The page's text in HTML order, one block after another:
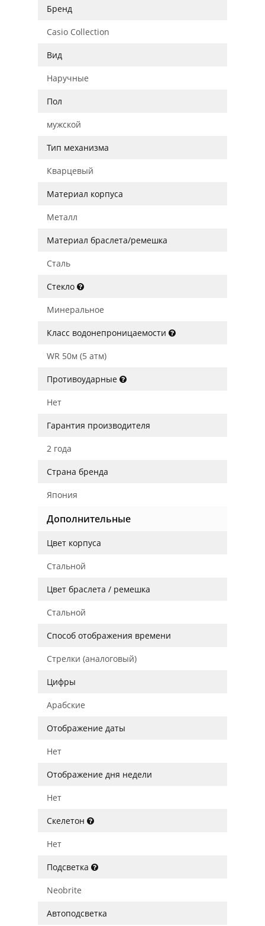
Бренд
Casio Collection
Вид
Наручные
Пол
мужской
Тип механизма
Кварцевый
Материал корпуса
Металл
Материал браслета/ремешка
Сталь
Стекло
Минеральное
Класс водонепроницаемости
WR 50м (5 атм)
Противоударные
Нет
Гарантия производителя
2 года
Страна бренда
Япония
Дополнительные
Цвет корпуса
Стальной
Цвет браслета / ремешка
Стальной
Способ отображения времени
Стрелки (аналоговый)
Цифры
Арабские
Отображение даты
Нет
Отображение дня недели
Нет
Скелетон
Нет
Подсветка
Neobrite
Автоподсветка